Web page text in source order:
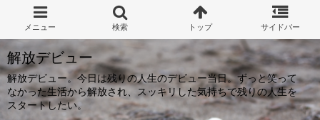
解放デビュー
解放デビュー。今日は残りの人生のデビュー当日。ずっと笑って
なかった生活から解放され、スッキリした気持ちで残りの人生を
スタートしたい。